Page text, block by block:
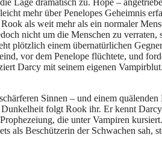
mehr über Penelopes Geheimnis
als weit mehr als ein normaler
nicht um die Menschen zu
plötzlich einem übernatürlichen
vor dem Penelope flüchtete, und
Darcy mit seinem eigenen
Sinnen – und einem
folgt Rook ihr. Er kennt
die unter Vampiren
als Beschützerin der Schwachen